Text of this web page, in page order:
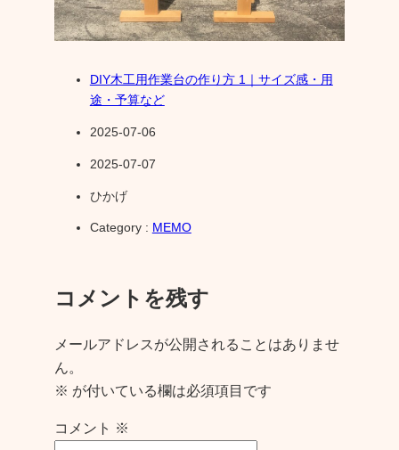
DIY木工用作業台の作り方 1｜サイズ感・用
途・予算など
2025-07-06
2025-07-07
ひかげ
Category : MEMO
コメントを残す
メールアドレスが公開されることはありませ
ん。
※ が付いている欄は必須項目です
コメント ※